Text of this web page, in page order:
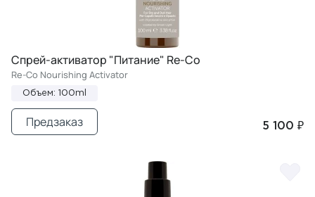
Спрей-активатор "Питание" Re-Co
Re-Co Nourishing Activator
Объем: 100ml
5 100 ₽
Предзаказ